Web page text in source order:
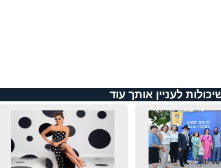
לעניין אותך עוד